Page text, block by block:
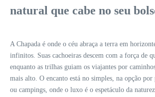
natural que cabe no seu
A Chapada é onde o céu abraça a terra em
infinitos. Suas cachoeiras descem com a força de
enquanto as trilhas guiam os viajantes por
mais alto. O encanto está no simples, na opção por
ou campings, onde o luxo é o espetáculo da